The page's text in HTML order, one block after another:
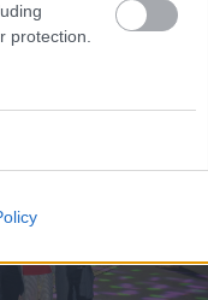
protection.